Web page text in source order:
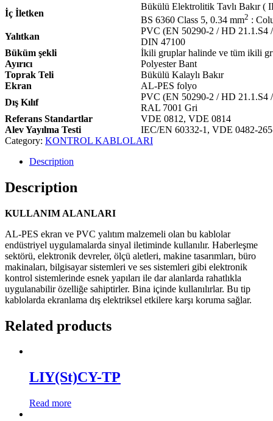
İç İletken
Bükülü Elektrolitik Tavlı Bakır
BS 6360 Class 5, 0.34 mm2 :
Yalıtkan
PVC (EN 50290-2 / HD 21.1.S4
DIN 47100
Büküm şekli
İkili gruplar halinde ve tüm ikili
Ayırıcı
Polyester Bant
Toprak Teli
Bükülü Kalaylı Bakır
Ekran
AL-PES folyo
Dış Kılıf
PVC (EN 50290-2 / HD 21.1.S4
RAL 7001 Gri
Referans Standartlar
VDE 0812, VDE 0814
Alev Yayılma Testi
IEC/EN 60332-1, VDE 0482-
Category: KONTROL KABLOLARI
Description
Description
KULLANIM ALANLARI
AL-PES ekran ve PVC yalıtım malzemeli olan bu kablolar
endüstriyel uygulamalarda sinyal iletiminde kullanılır. Haberleşme
sektörü, elektronik devreler, ölçü aletleri, makine tasarımları, büro
makinaları, bilgisayar sistemleri ve ses sistemleri gibi elektronik
kontrol sistemlerinde esnek yapıları ile dar alanlarda rahatlıkla
uygulanabilir özelliğe sahiptirler. Bina içinde kullanılırlar. Bu tip
kablolarda ekranlama dış elektriksel etkilere karşı koruma sağlar.
Related products
LIY(St)CY-TP
Read more